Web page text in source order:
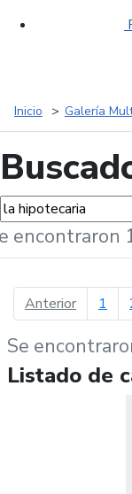
Inicio Galería
encontraron
Anteriorpágina
1
Se
Listado de